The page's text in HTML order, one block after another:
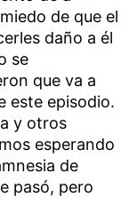
de que el
daño a él
se
que va a
este episodio.
y otros
esperando
de
pasó, pero